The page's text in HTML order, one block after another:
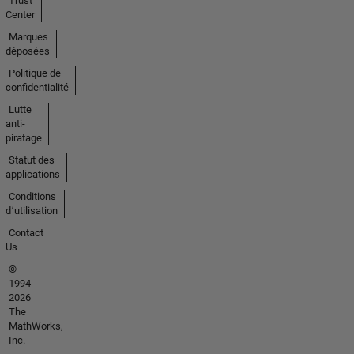
Center
Marques
déposées
Politique de
confidentialité
Lutte
anti-
piratage
Statut des
applications
Conditions
d՚utilisation
Contact
Us
©
1994-
2026
The
MathWorks,
Inc.